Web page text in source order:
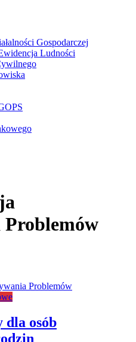
Gospodarczej
Ludności
Problemów
osób